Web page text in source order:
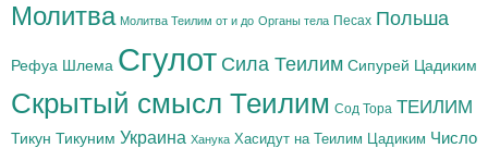
Молитва Молитва Теилим от и до Органы тела Песах Польша
Рефуа Шлема Сгулот Сила Теилим Сипурей Цадиким
Скрытый смысл Теилим Сод Тора ТЕИЛИМ
Тикун Тикуним Украина Ханука Хасидут на Теилим Цадиким Число